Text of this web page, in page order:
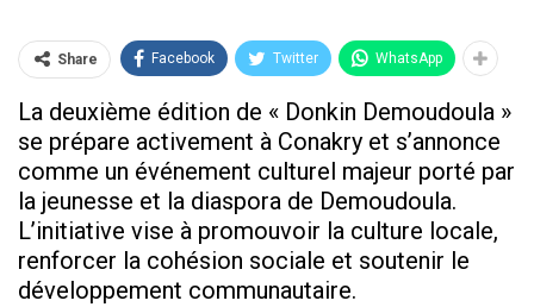
Share Facebook Twitter WhatsApp
La deuxième édition de « Donkin Demoudoula »
se prépare activement à Conakry et s’annonce
comme un événement culturel majeur porté par
la jeunesse et la diaspora de Demoudoula.
L’initiative vise à promouvoir la culture locale,
renforcer la cohésion sociale et soutenir le
développement communautaire.